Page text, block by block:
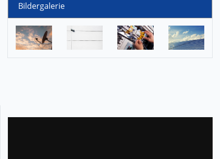
Bildergalerie